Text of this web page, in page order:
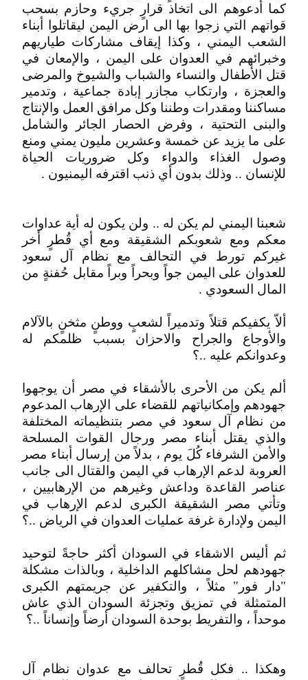
كما أدعوهم الى اتخاذ قرارٍ جريء وحازم بسحب
قواتهم التي زجوا بها الى ارض اليمن ليقاتلوا أبناء
الشعب اليمني ، وكذا إيقاف مشاركات طياريهم
وخبرائهم في العدوان على اليمن ، والإمعان في
قتل الأطفال والنساء والشباب والشيوخ والمرضى
والعجزة ، وارتكاب مجازر إبادة جماعية ، وتدمير
مساكننا ومقدرات وطننا وكل مرافق العمل والإنتاج
والبنى التحتية ، وفرض الحصار الجائر والشامل
على ما يزيد عن خمسة وعشرين مليون يمني ومنع
وصول الغذاء والدواء وكل ضروريات الحياة
للإنسان .. وذلك بدون أي ذنب اقترفه اليمنيون .
شعبنا اليمني لم يكن له .. ولن يكون له أية عداوات
معكم ومع شعوبكم الشقيقة ومع أي قُطرٍ أخر
غيركم تورط في التحالف مع نظام آل سعود
للعدوان على اليمن جواً وبحراً وبراً مقابل حُفنةٍ من
المال السعودي .
ألاّ يكفيكم قتلاً وتدميراً لشعبٍ ووطنٍ مثخنٍ بالآلام
والأوجاع والجراح والاحزان بسبب ظلمكم له
وعدوانكم عليه ..؟
ألم يكن من الأحرى بالأشقاء في مصر أن يوجهوا
جهودهم وإمكانياتهم للقضاء على الإرهاب المدعوم
من نظام آل سعود في مصر بتنظيماته المختلفة
والذي يقتل أبناء مصر ورجال القوات المسلحة
والأمن الشرفاء كُلَ يوم ، بدلاً من إرسال أبناء مصر
العروبة لدعم الإرهاب في اليمن والقتال الى جانب
عناصر القاعدة وداعش وغيرهم من الإرهابيين ،
وتأتي مصر الشقيقة الكبرى لدعم الإرهاب في
اليمن ولإدارة غرفة عمليات العدوان في الرياض ..؟
ثم أليس الاشقاء في السودان أكثر حاجةً لتوحيد
جهودهم لحل مشاكلهم الداخلية ، وبالذات مشكلة
"دار فور" مثلاً ، والتكفير عن جريمتهم الكبرى
المتمثلة في تمزيق وتجزئة السودان الذي عاش
موحداً ، والتفريط بوحدة السودان أرضاً وإنساناً ..؟
وهكذا .. فكل قُطرٍ تحالف مع عدوان نظام آل